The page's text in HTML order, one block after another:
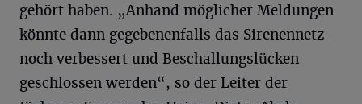
gehört haben. „Anhand möglicher Meldungen
könnte dann gegebenenfalls das Sirenennetz
noch verbessert und Beschallungslücken
geschlossen werden“, so der Leiter der